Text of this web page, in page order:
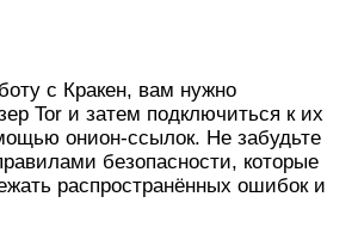
с Кракен, вам нужно
Tor и затем подключиться к их
онион-ссылок. Не забудьте
безопасности, которые
распространённых ошибок и